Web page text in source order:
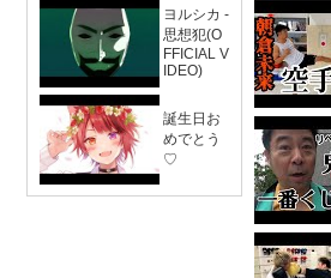
ヨルシカ -
思想犯(O
FFICIAL V
IDEO)
誕生日お
めでとう
♡